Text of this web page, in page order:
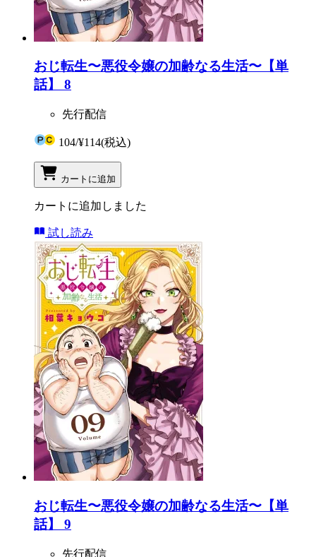
おじ転生〜悪役令嬢の加齢なる生活〜【単
話】 8
先行配信
104/¥114(税込)
カートに追加
カートに追加しました
試し読み
おじ転生〜悪役令嬢の加齢なる生活〜【単
話】 9
先行配信